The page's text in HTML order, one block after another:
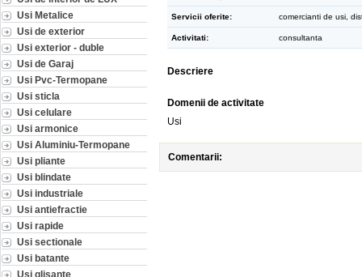
Usi Metalice
Usi de exterior
Usi exterior - duble
Usi de Garaj
Usi Pvc-Termopane
Usi sticla
Usi celulare
Usi armonice
Usi Aluminiu-Termopane
Usi pliante
Usi blindate
Usi industriale
Usi antiefractie
Usi rapide
Usi sectionale
Usi batante
Usi glisante
Servicii oferite: comercianti de usi,
Activitati: consultanta
Descriere
Domenii de activitate
Usi
Comentarii: